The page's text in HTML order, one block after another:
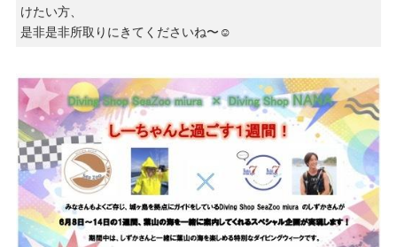
けたい方、
是非是非所取りにきてくださいね〜☺️